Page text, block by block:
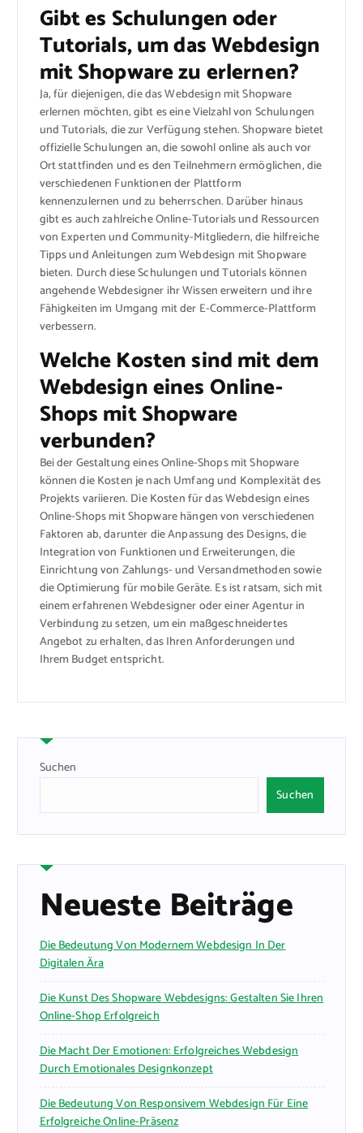
Gibt es Schulungen oder
Tutorials, um das Webdesign
mit Shopware zu erlernen?
Ja, für diejenigen, die das Webdesign mit Shopware
erlernen möchten, gibt es eine Vielzahl von Schulungen
und Tutorials, die zur Verfügung stehen. Shopware bietet
offizielle Schulungen an, die sowohl online als auch vor
Ort stattfinden und es den Teilnehmern ermöglichen, die
verschiedenen Funktionen der Plattform
kennenzulernen und zu beherrschen. Darüber hinaus
gibt es auch zahlreiche Online-Tutorials und Ressourcen
von Experten und Community-Mitgliedern, die hilfreiche
Tipps und Anleitungen zum Webdesign mit Shopware
bieten. Durch diese Schulungen und Tutorials können
angehende Webdesigner ihr Wissen erweitern und ihre
Fähigkeiten im Umgang mit der E-Commerce-Plattform
verbessern.
Welche Kosten sind mit dem
Webdesign eines Online-
Shops mit Shopware
verbunden?
Bei der Gestaltung eines Online-Shops mit Shopware
können die Kosten je nach Umfang und Komplexität des
Projekts variieren. Die Kosten für das Webdesign eines
Online-Shops mit Shopware hängen von verschiedenen
Faktoren ab, darunter die Anpassung des Designs, die
Integration von Funktionen und Erweiterungen, die
Einrichtung von Zahlungs- und Versandmethoden sowie
die Optimierung für mobile Geräte. Es ist ratsam, sich mit
einem erfahrenen Webdesigner oder einer Agentur in
Verbindung zu setzen, um ein maßgeschneidertes
Angebot zu erhalten, das Ihren Anforderungen und
Ihrem Budget entspricht.
Suchen
Suchen
Neueste Beiträge
Die Bedeutung Von Modernem Webdesign In Der
Digitalen Ära
Die Kunst Des Shopware Webdesigns: Gestalten Sie Ihren
Online-Shop Erfolgreich
Die Macht Der Emotionen: Erfolgreiches Webdesign
Durch Emotionales Designkonzept
Die Bedeutung Von Responsivem Webdesign Für Eine
Erfolgreiche Online-Präsenz